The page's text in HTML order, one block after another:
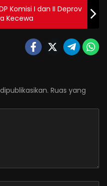
Komisi I dan II Deprov
Kecewa
Ruas yang